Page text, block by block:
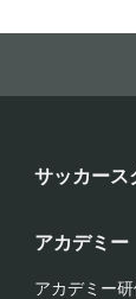
サッカース
アカデミー
アカデミー